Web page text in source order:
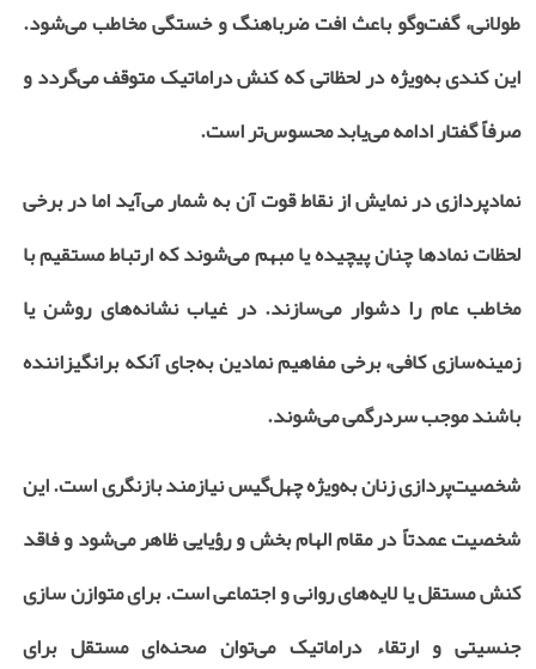
طولانی، گفت‌وگو باعث افت ضرباهنگ و خستگی مخاطب می‌شود.
این کندی به‌ویژه در لحظاتی که کنش دراماتیک متوقف می‌گردد و
صرفاً گفتار ادامه می‌یابد محسوس‌تر است.
نمادپردازی در نمایش از نقاط قوت آن به شمار می‌آید اما در برخی
لحظات نمادها چنان پیچیده یا مبهم می‌شوند که ارتباط مستقیم با
مخاطب عام را دشوار می‌سازند. در غیاب نشانه‌های روشن یا
زمینه‌سازی کافی، برخی مفاهیم نمادین به‌جای آنکه برانگیزاننده
باشند موجب سردرگمی می‌شوند.
شخصیت‌پردازی زنان به‌ویژه چهل‌گیس نیازمند بازنگری است. این
شخصیت عمدتاً در مقام الهام ‌بخش و رؤیایی ظاهر می‌شود و فاقد
کنش مستقل یا لایه‌های روانی و اجتماعی است. برای متوازن ‌سازی
جنسیتی و ارتقاء دراماتیک می‌توان صحنه‌ای مستقل برای